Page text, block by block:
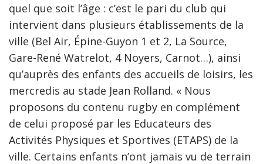
quel que soit l’âge : c’est le pari du club qui
intervient dans plusieurs établissements de la
ville (Bel Air, Épine-Guyon 1 et 2, La Source,
Gare-René Watrelot, 4 Noyers, Carnot…), ainsi
qu’auprès des enfants des accueils de loisirs, les
mercredis au stade Jean Rolland. « Nous
proposons du contenu rugby en complément
de celui proposé par les Educateurs des
Activités Physiques et Sportives (ETAPS) de la
ville. Certains enfants n’ont jamais vu de terrain